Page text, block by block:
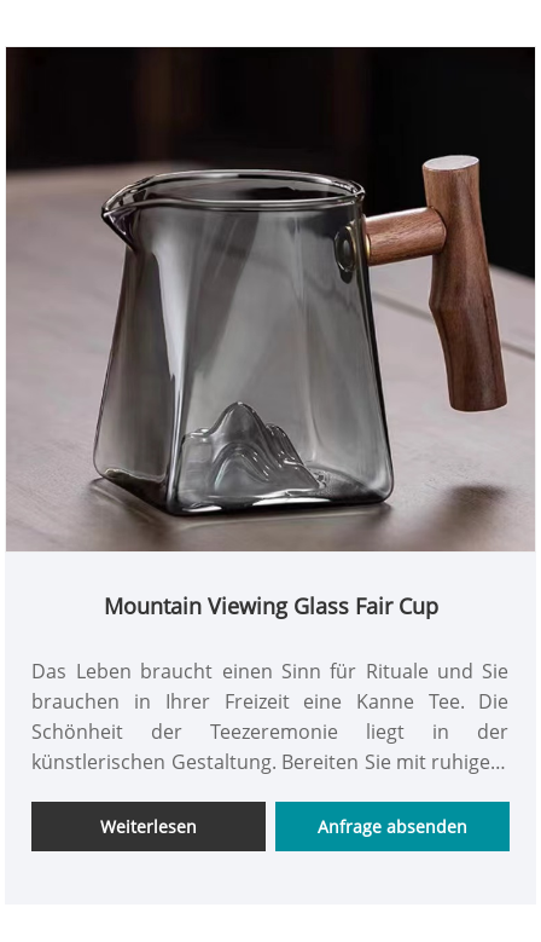
Mountain Viewing Glass Fair Cup
Das Leben braucht einen Sinn für Rituale und Sie
brauchen in Ihrer Freizeit eine Kanne Tee. Die
Schönheit der Teezeremonie liegt in der
künstlerischen Gestaltung. Bereiten Sie mit ruhigem
Teeverkostung. Der Mountain Viewing Glass Fair
Cup, wunderschöne Berge und Flüsse sowie
Weiterlesen Anfrage absenden